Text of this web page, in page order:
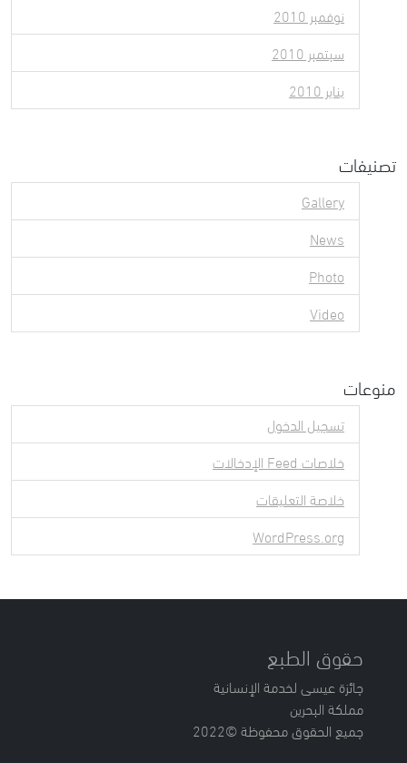
نوفمبر 2010
سبتمبر 2010
يناير 2010
تصنيفات
Gallery
News
Photo
Video
منوعات
تسجيل الدخول
خلاصات Feed الإدخالات
خلاصة التعليقات
WordPress.org
حقوق الطبع
جائزة عيسى لخدمة الإنسانية
مملكة البحرين
جميع الحقوق محفوظة ©2022